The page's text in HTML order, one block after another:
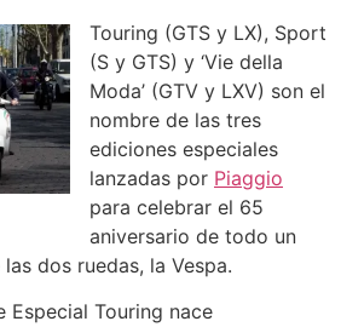
Touring (GTS y LX), Sport
(S y GTS) y ‘Vie della
Moda’ (GTV y LXV) son el
nombre de las tres
ediciones especiales
lanzadas por Piaggio
para celebrar el 65
aniversario de todo un
dos ruedas, la Vespa.
Especial Touring nace